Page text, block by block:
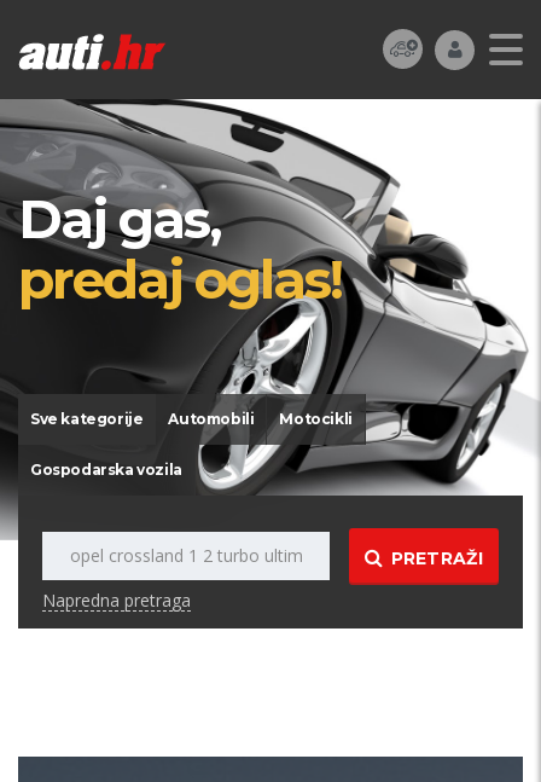
Daj gas,
predaj oglas!
Sve kategorije Automobili Motocikli
Gospodarska vozila
PRETRAŽI
Napredna pretraga